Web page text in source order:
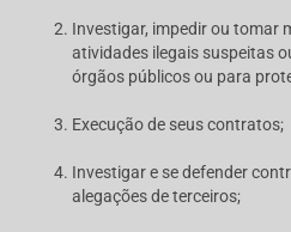
Investigar, impedir ou tomar
atividades ilegais suspeitas
órgãos públicos ou para
Execução de seus contratos;
Investigar e se defender
alegações de terceiros;